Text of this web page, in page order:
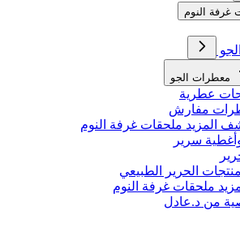
غرفة النوم
معطرات الجو
عطرية
مفارش
المزيد ملحقات غرفة النوم
سرير
الحرير الطبيعي
ملحقات غرفة النوم
من د.عادل